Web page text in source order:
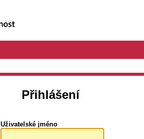
Přihlášení
Uživatelské jméno